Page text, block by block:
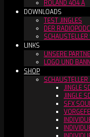
ROLAND 404 A
DOWNLOADS
TEST JINGLES
DER
SCHAUSTELLER
LINKS
UNSERE
LOGO UND
SHOP
SCHAUSTELLER
JINGLE
JINGLE
SFX